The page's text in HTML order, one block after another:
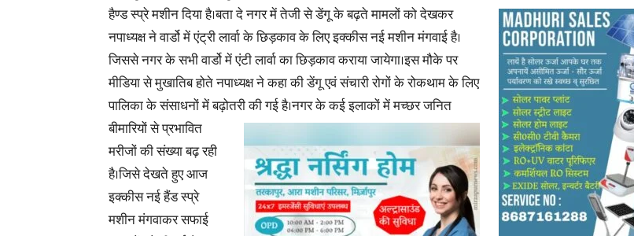
Hindi
News
हैण्ड स्प्रे मशीन दिया है।बता दे नगर में तेजी से डेंगू के बढ़तेमामलों को देखकर
नपाध्यक्ष ने वार्डो में एंट्री लार्वा के छिड़काव के लिए इक्कीस नई मशीन मंगवाई है।
जिससे नगर के सभी वार्डो में एंटी लार्वा का छिड़काव कराया जायेगा।इस मौके पर
मीडिया से मुखातिब होते नपाध्यक्ष ने कहा की डेंगू एवं संचारी रोगों के रोकथाम के लिए
पालिका के संसाधनों में बढ़ोतरी की गई है।नगर के कई इलाकों मेंमच्छर जनित
बीमारियों से प्रभावित
मरीजों की संख्या बढ़ रही
है।जिसे देखते हुए आज
इक्कीस नई हैंड स्प्रे
मशीन मंगवाकर सफाई